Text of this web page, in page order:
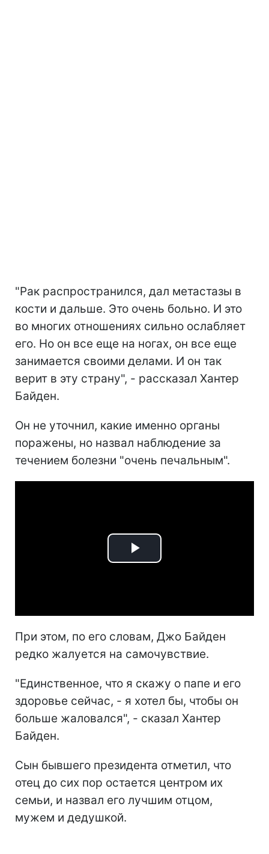
"Рак распространился, дал метастазы в
кости и дальше. Это очень больно. И это
во многих отношениях сильно ослабляет
его. Но он все еще на ногах, он все еще
занимается своими делами. И он так
верит в эту страну", - рассказал Хантер
Байден.
Он не уточнил, какие именно органы
поражены, но назвал наблюдение за
течением болезни "очень печальным".
Play
При этом, по его словам, Джо Байден
редко жалуется на самочувствие.
"Единственное, что я скажу о папе и его
здоровье сейчас, - я хотел бы, чтобы он
больше жаловался", - сказал Хантер
Байден.
Сын бывшего президента отметил, что
отец до сих пор остается центром их
семьи, и назвал его лучшим отцом,
мужем и дедушкой.